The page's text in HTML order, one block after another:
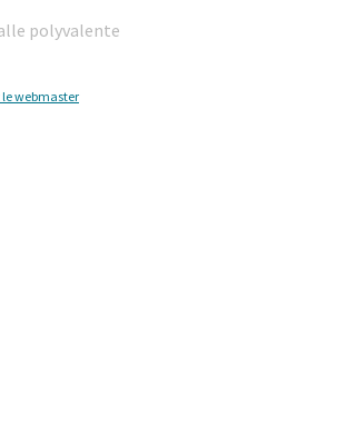
polyvalente
webmaster